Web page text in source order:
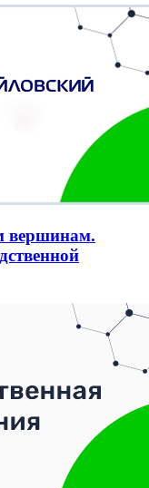
вершинам.